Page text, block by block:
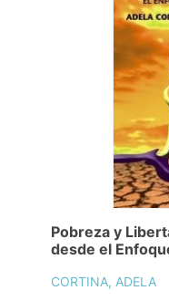
Pobreza y
desde el
CORTINA, ADELA